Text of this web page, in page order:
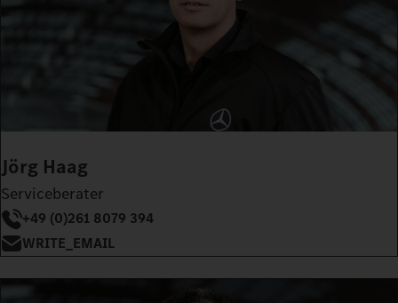
Jörg Haag
Serviceberater
+49 (0)261 8079 394
WRITE_EMAIL